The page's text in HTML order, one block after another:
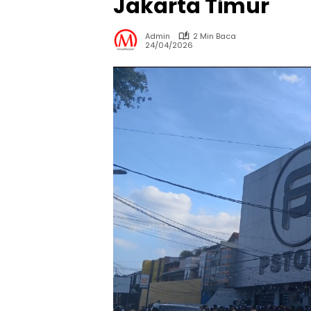
Jakarta Timur
Admin
2 Min Baca
24/04/2026